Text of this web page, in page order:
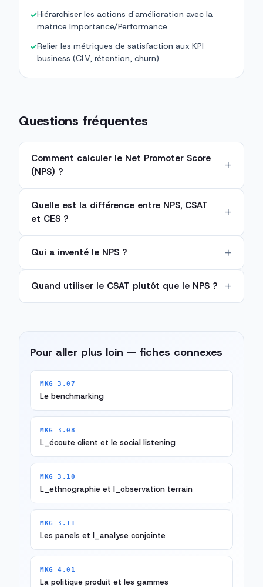
✓Hiérarchiser les actions d'amélioration avec la
matrice Importance/Performance
✓Relier les métriques de satisfaction aux KPI
business (CLV, rétention, churn)
Questions fréquentes
Comment calculer le Net Promoter Score
(NPS) ?
Quelle est la différence entre NPS, CSAT
et CES ?
Qui a inventé le NPS ?
Quand utiliser le CSAT plutôt que le NPS ?
Pour aller plus loin — fiches connexes
MKG 3.07
Le benchmarking
MKG 3.08
L_écoute client et le social listening
MKG 3.10
L_ethnographie et l_observation terrain
MKG 3.11
Les panels et l_analyse conjointe
MKG 4.01
La politique produit et les gammes